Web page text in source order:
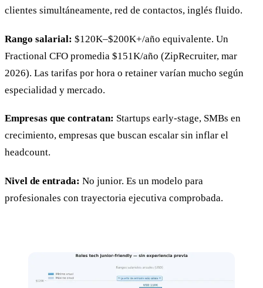
clientes simultáneamente, red de contactos, inglés fluido.
Rango salarial: $120K–$200K+/año equivalente. Un
Fractional CFO promedia $151K/año (ZipRecruiter, mar
2026). Las tarifas por hora o retainer varían mucho según
especialidad y mercado.
Empresas que contratan: Startups early-stage, SMBs en
crecimiento, empresas que buscan escalar sin inflar el
headcount.
Nivel de entrada: No junior. Es un modelo para
profesionales con trayectoria ejecutiva comprobada.